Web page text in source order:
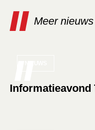
Meer nieuws
Informatieavond